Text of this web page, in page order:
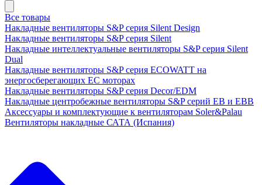
Все товары
Накладные вентиляторы S&P серия Silent Design
Накладные вентиляторы S&P серия Silent
Накладные интеллектуальные вентиляторы S&P серия Silent
Dual
Накладные вентиляторы S&P серия ECOWATT на
энергосберегающих ЕС моторах
Накладные вентиляторы S&P серия Decor/EDM
Накладные центробежные вентиляторы S&P серий EB и EBB
Аксессуары и комплектующие к вентиляторам Soler&Palau
Вентиляторы накладные САТА (Испания)